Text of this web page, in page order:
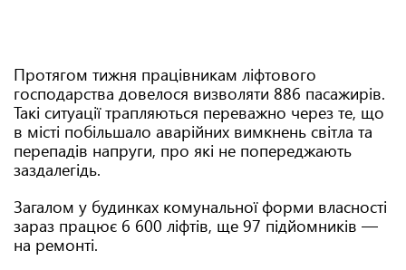
Протягом тижня працівникам ліфтового
господарства довелося визволяти 886 пасажирів.
Такі ситуації трапляються переважно через те, що
в місті побільшало аварійних вимкнень світла та
перепадів напруги, про які не попереджають
заздалегідь.
Загалом у будинках комунальної форми власності
зараз працює 6 600 ліфтів, ще 97 підйомників —
на ремонті.